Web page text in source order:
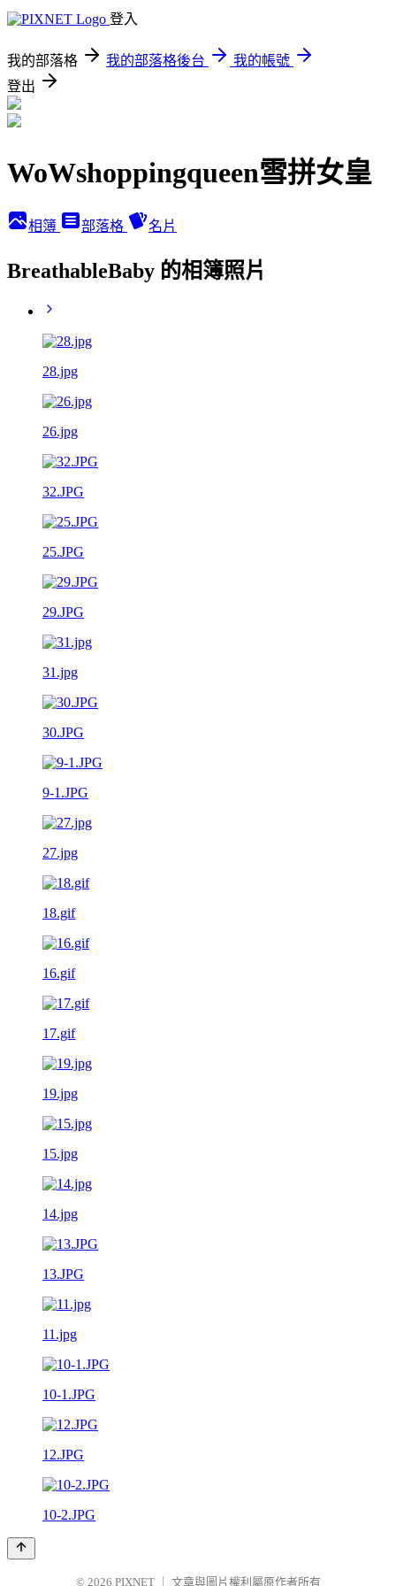
登入
我的部落格 我的部落格後台
我的帳號
登出
WoWshoppingqueen雪拼女皇
相簿 部落格 名片
BreathableBaby 的相簿照片
28.jpg
26.jpg
32.JPG
25.JPG
29.JPG
31.jpg
30.JPG
9-1.JPG
27.jpg
18.gif
16.gif
17.gif
19.jpg
15.jpg
14.jpg
13.JPG
11.jpg
10-1.JPG
12.JPG
10-2.JPG
© 2026 PIXNET 文章與圖片權利屬原作者所有